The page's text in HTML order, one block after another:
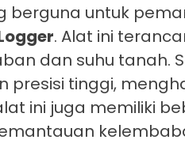
berguna untuk
. Alat ini
dan suhu tanah.
tinggi,
ini juga memiliki